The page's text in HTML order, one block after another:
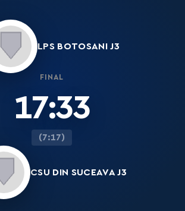
LPS BOTOSANI J3
FINAL
17:33
(7:17)
CSU DIN SUCEAVA J3